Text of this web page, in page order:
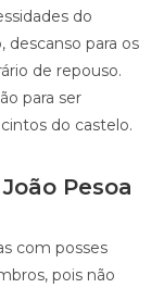
do
descanso para os
de repouso.
para ser
do castelo.
Pesoa
com posses
pois não